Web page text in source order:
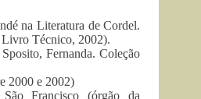
na Literatura de Cordel.
Técnico, 2002).
Fernanda. Coleção
2000 e 2002)
Francisco (órgão da